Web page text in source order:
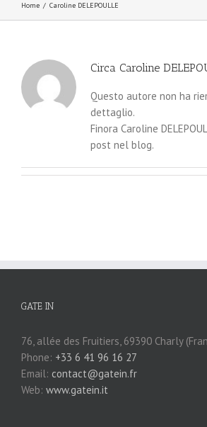
Home / Caroline DELEPOULLE
Circa Caroline
Questo autore non ha
dettaglio.
Finora Caroline
post nel blog.
GATE IN
76, allée des Fruitiers, 69390 Charly
Phone: +33 6 41 96 16 27
Email: contact@gatein.fr
Web: www.gatein.it